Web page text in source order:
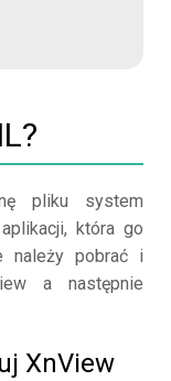
pliku system
która go
należy pobrać i
a następnie
XnView